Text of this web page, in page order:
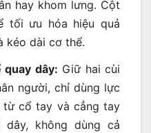
hay khom lưng. Cột
tối ưu hóa hiệu quả
kéo dài cơ thể.
quay dây: Giữ hai cùi
người, chỉ dùng lực
từ cổ tay và cẳng tay
không dùng cả